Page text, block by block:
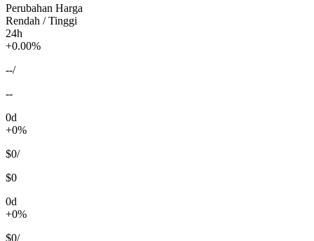
Perubahan Harga
Rendah / Tinggi
24h
+0.00%
--/
--
0d
+0%
$0/
$0
0d
+0%
$0/